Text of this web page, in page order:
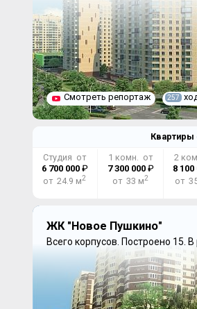
Смотреть репортаж 257
Квартиры
Студия от
6 700 000₽
от 24.9 м2
1 комн. от
7 300 000₽
от 33 м2
2
8 100
от
ЖК "Новое Пушкино"
Всего корпусов. Построено 15. В